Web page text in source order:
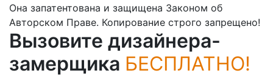
Она запатентована и защищена Законом об
Авторском Праве. Копирование строго запрещено!
Вызовите дизайнера-
замерщика БЕСПЛАТНО!